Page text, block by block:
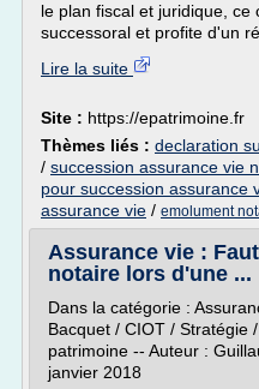
le plan fiscal et juridique,
successoral et profite d'un
Lire la suite
Site : https://epatrimoine.fr
Thèmes liés : declaration
/ succession assurance vie
pour succession assurance
assurance vie / emolument
Assurance vie :
notaire lors d'une ...
Dans la catégorie :
Bacquet / CIOT / Stratégie
patrimoine -- Auteur :
janvier 2018